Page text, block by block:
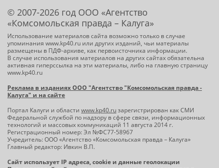
© 2007-2026 год ООО «Агентство
«Комсомольская правда – Калуга»
Использование материалов сайта возможно только в случае
упоминания www.kp40.ru или других изданий, чьи материалы
размещены в ПДФ-архиве, как первоисточника информации.
В случае использования материалов на других сайтах обязательна
активная гиперссылка на эти материалы, либо на главную страницу
www.kp40.ru
Реклама в изданиях ООО "Агентство "Комсомольская правда -
Калуга" и на сайте
Портал Калуги и области www.kp40.ruзарегистрирован как СМИ
Федеральной службой по надзору в сфере связи, информационных
технологий и массовых коммуникаций 11 августа 2014 г.
Регистрационный номер: Эл №ФС77-58967
Учредитель: ООО «Агентство «Комсомольская правда – Калуга»
Главный редактор: Ивкин В.П.
Сайт использует IP адреса, cookie и данные геолокации